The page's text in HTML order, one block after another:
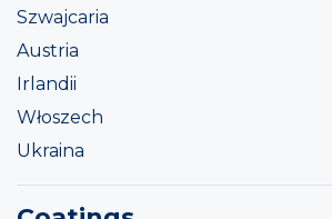
Szwajcaria
Austria
Irlandii
Włoszech
Ukraina